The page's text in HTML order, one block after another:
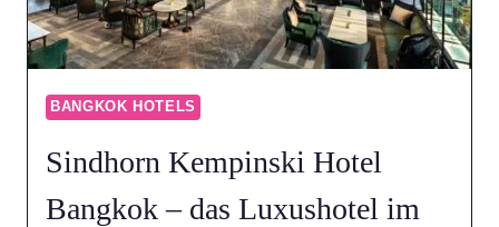
BANGKOK HOTELS
Sindhorn Kempinski Hotel
Bangkok – das Luxushotel im